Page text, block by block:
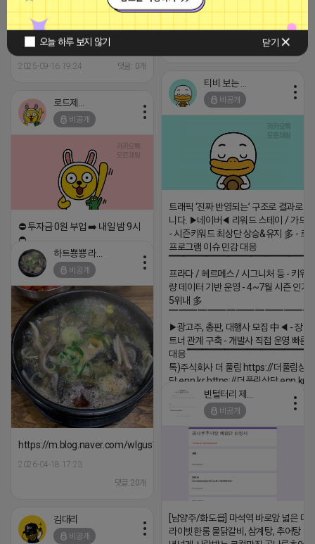
오늘 하루 보지 않기 닫기
개 이상 1,300원 500개 이상
인/쪽지/메일 등 ※최소구매 수량
없습니다. 꾸준히 구매해주시는 대
표님들 단가조정도 해드리고 있습
시면 용도에 맞는 계정 안내 도와드
리겠습니다. (카톡) Mks0628
댓글: 0개
(일 2천건 이상 -> 320원 20% 할
인) 삭제요청 시 당일 삭제 가능 반
영율 최고! 현재 생성일 보유 수량
24년 3300개 25년 1300개 [안내
2025-09-16 19:24 댓글: 0개
비공개
트래픽 ‘진짜 반영되는’ 구조로 결과로
니다. ▶네이버◀ 리워드 스테이 / 가드 /
- 시즌키워드 최상단 상승&유지 多 - 로
프로그램 이슈 민감 대응
▔▔▔▔▔▔▔▔▔▔▔▔▔▔▔▔▔▔ ▶
프라다 / 헤르메스 / 시그니처 등 - 키워
량 데이터 기반 운영 - 4~7월 시즌 인기
5위내 多
▶광고주, 총판, 대행사 모집 中◀ - 장기
트너 관계 구축 - 개발사 직접 운영 빠른
대응
톡)주식회사 더 풀림 https://더풀림상
담.enn.kr https://더풀림상담.enn.kr
2026-04-18 17:26
비공개
⛔️ 투자금 0원 부업 ➡️ 내일 밤 9시
⛔️
2026-04-18 17:23
하트뿅뿅 라이언
비공개
https://m.blog.naver.com/wlgus1647/224253846149
2026-04-18 17:23
댓글:20개
비공개
[남양주/화도읍] 마석역 바로앞 넓은 매
라이빗한룸 물닭갈비, 삼계탕, 추어탕 맛
김대리
비공개